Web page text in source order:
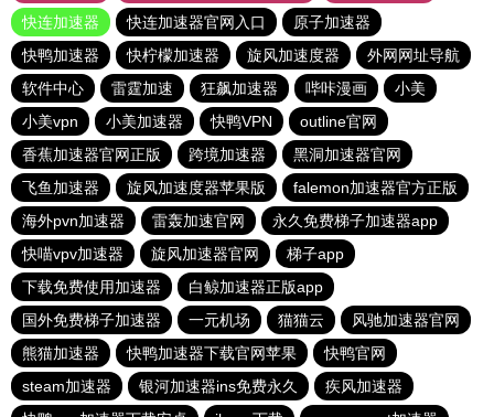
快连加速器
快连加速器官网入口
原子加速器
快鸭加速器
快柠檬加速器 旋风加速度器
外网网址导航
软件中心
雷霆加速 狂飙加速器 哔咔漫画
小美
小美vpn
小美加速器 快鸭VPN
outline官网
香蕉加速器官网正版
跨境加速器
黑洞加速器官网
飞鱼加速器
旋风加速度器苹果版
falemon加速器官方正版
海外pvn加速器
雷轰加速官网
永久免费梯子加速器app
快喵vpv加速器
旋风加速器官网
梯子app
下载免费使用加速器
白鲸加速器正版app
国外免费梯子加速器
一元机场 猫猫云
风驰加速器官网
熊猫加速器
快鸭加速器下载官网苹果
快鸭官网
steam加速器
银河加速器ins免费永久
疾风加速器